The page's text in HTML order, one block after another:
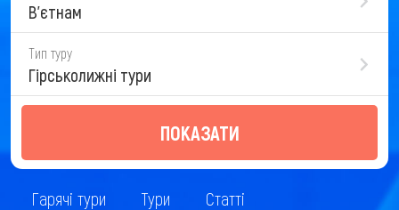
В'єтнам
Тип туру
Гірськолижні тури
ПОКАЗАТИ
Гарячі тури Тури Статті